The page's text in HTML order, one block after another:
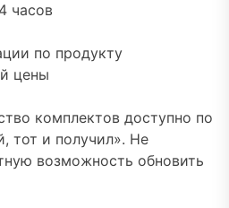
часов
по продукту
цены
комплектов доступно по
тот и получил». Не
возможность обновить